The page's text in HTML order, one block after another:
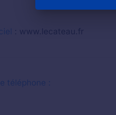
: www.lecateau.fr
téléphone :